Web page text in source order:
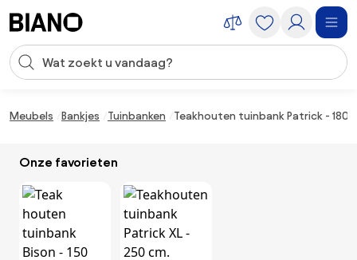
Zoekopdracht invoeren
Meubels Bankjes Tuinbanken Teakhouten tuinbank Patrick - 180
Onze favorieten